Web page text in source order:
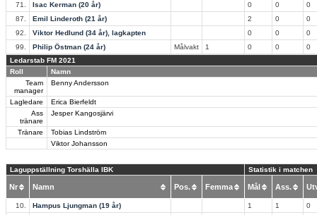
71.
Isac Kerman (20 år) 0 0
0
87.
Emil Linderoth (21 år) 2 0
0
92.
Viktor Hedlund (34 år), lagkapten 0 0
0
99.
Philip Östman (24 år) Målvakt 1 0 0
0
Ledarstab FM 2021
Roll
Namn
Team
manager
Benny Andersson
Lagledare
Erica Bierfeldt
Ass
tränare
Jesper Kangosjärvi
Tränare
Tobias Lindström
Viktor Johansson
Laguppställning Torshälla IBK Statistik i matchen
Nr Namn Pos. Femma Mål Ass.
10. Hampus Ljungman (19 år) 1 1
0